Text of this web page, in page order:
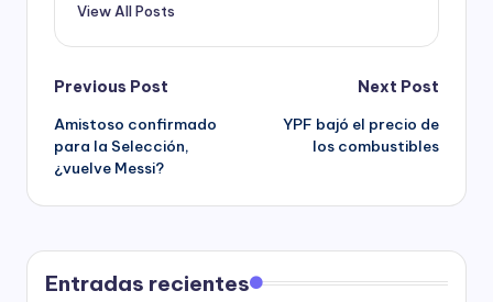
View All Posts
Post
navigation
Previous Post
Amistoso confirmado
para la Selección,
¿vuelve Messi?
Next Post
YPF bajó el precio de
los combustibles
Entradas recientes